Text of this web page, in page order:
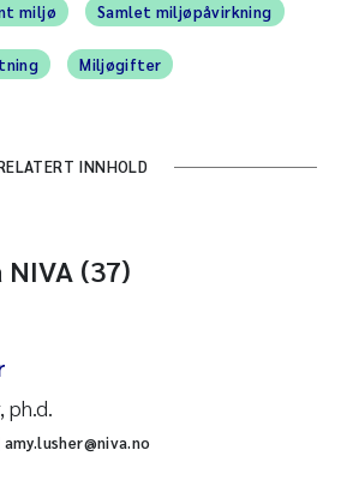
miljø Samlet miljøpåvirkning
Miljøgifter
INNHOLD
(37)
ph.d.